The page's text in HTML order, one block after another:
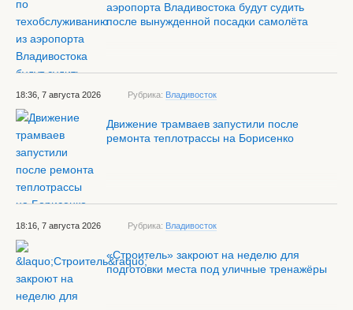
аэропорта Владивостока будут судить
после вынужденной посадки самолёта
18:36, 7 августа 2026 Рубрика: Владивосток
Движение трамваев запустили после
ремонта теплотрассы на Борисенко
18:16, 7 августа 2026 Рубрика: Владивосток
«Строитель» закроют на неделю для
подготовки места под уличные тренажёры